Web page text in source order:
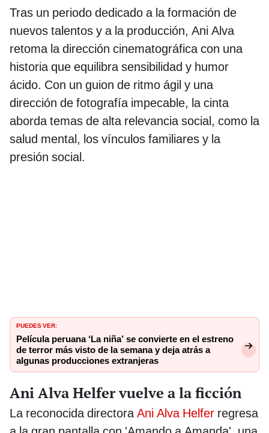
Tras un periodo dedicado a la formación de
nuevos talentos y a la producción, Ani Alva
retoma la dirección cinematográfica con una
historia que equilibra sensibilidad y humor
ácido. Con un guion de ritmo ágil y una
dirección de fotografía impecable, la cinta
aborda temas de alta relevancia social, como la
salud mental, los vínculos familiares y la
presión social.
PUEDES VER:
Película peruana ‘La niña’ se convierte en el estreno
de terror más visto de la semana y deja atrás a
algunas producciones extranjeras
Ani Alva Helfer vuelve a la ficción
La reconocida directoraAni Alva Helfer regresa